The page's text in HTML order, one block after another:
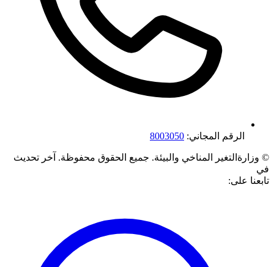
الرقم المجاني: 8003050
© وزارةالتغير المناخي والبيئة. جميع الحقوق محفوظة. آخر تحديث
في
تابعنا على: